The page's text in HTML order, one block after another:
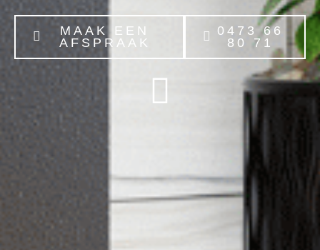
MAAK EEN
AFSPRAAK
0473 66
80 71